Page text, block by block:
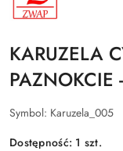
KARUZELA
PAZNOKCIE
Symbol: Karuzela_005
Dostępność: 1 szt.